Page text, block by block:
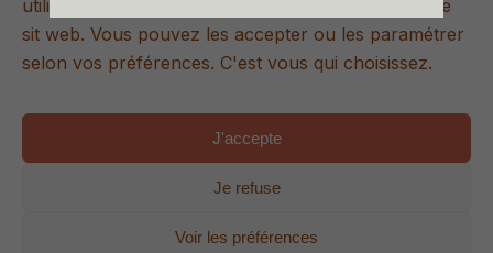
utilisons pour améliorer votre expérience sur notre
sit web. Vous pouvez les accepter ou les paramétrer
selon vos préférences. C'est vous qui choisissez.
J'accepte
Je refuse
Voir les préférences
conseils utiles, des contenus exclusifs et les dernières
nouveautés.
© 2026 Hello Bébé. Tous droits réservés. | Site internet créé